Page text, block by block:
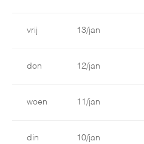
vrij 13/jan
don 12/jan
woen 11/jan
din 10/jan